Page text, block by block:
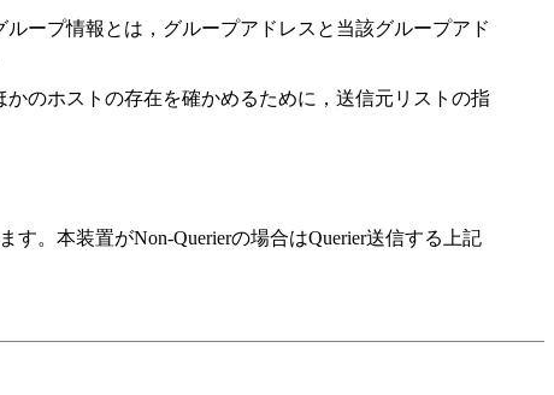
ープ情報とは，グループアドレスと当該グループアド
のホストの存在を確かめるために，送信元リストの指
。本装置がNon-Querierの場合はQuerier送信する上記